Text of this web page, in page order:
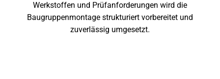
Werkstoffen und Prüfanforderungen wird die
Baugruppenmontage strukturiert vorbereitet und
zuverlässig umgesetzt.